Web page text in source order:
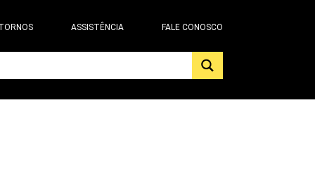
ASSISTÊNCIA FALE CONOSCO